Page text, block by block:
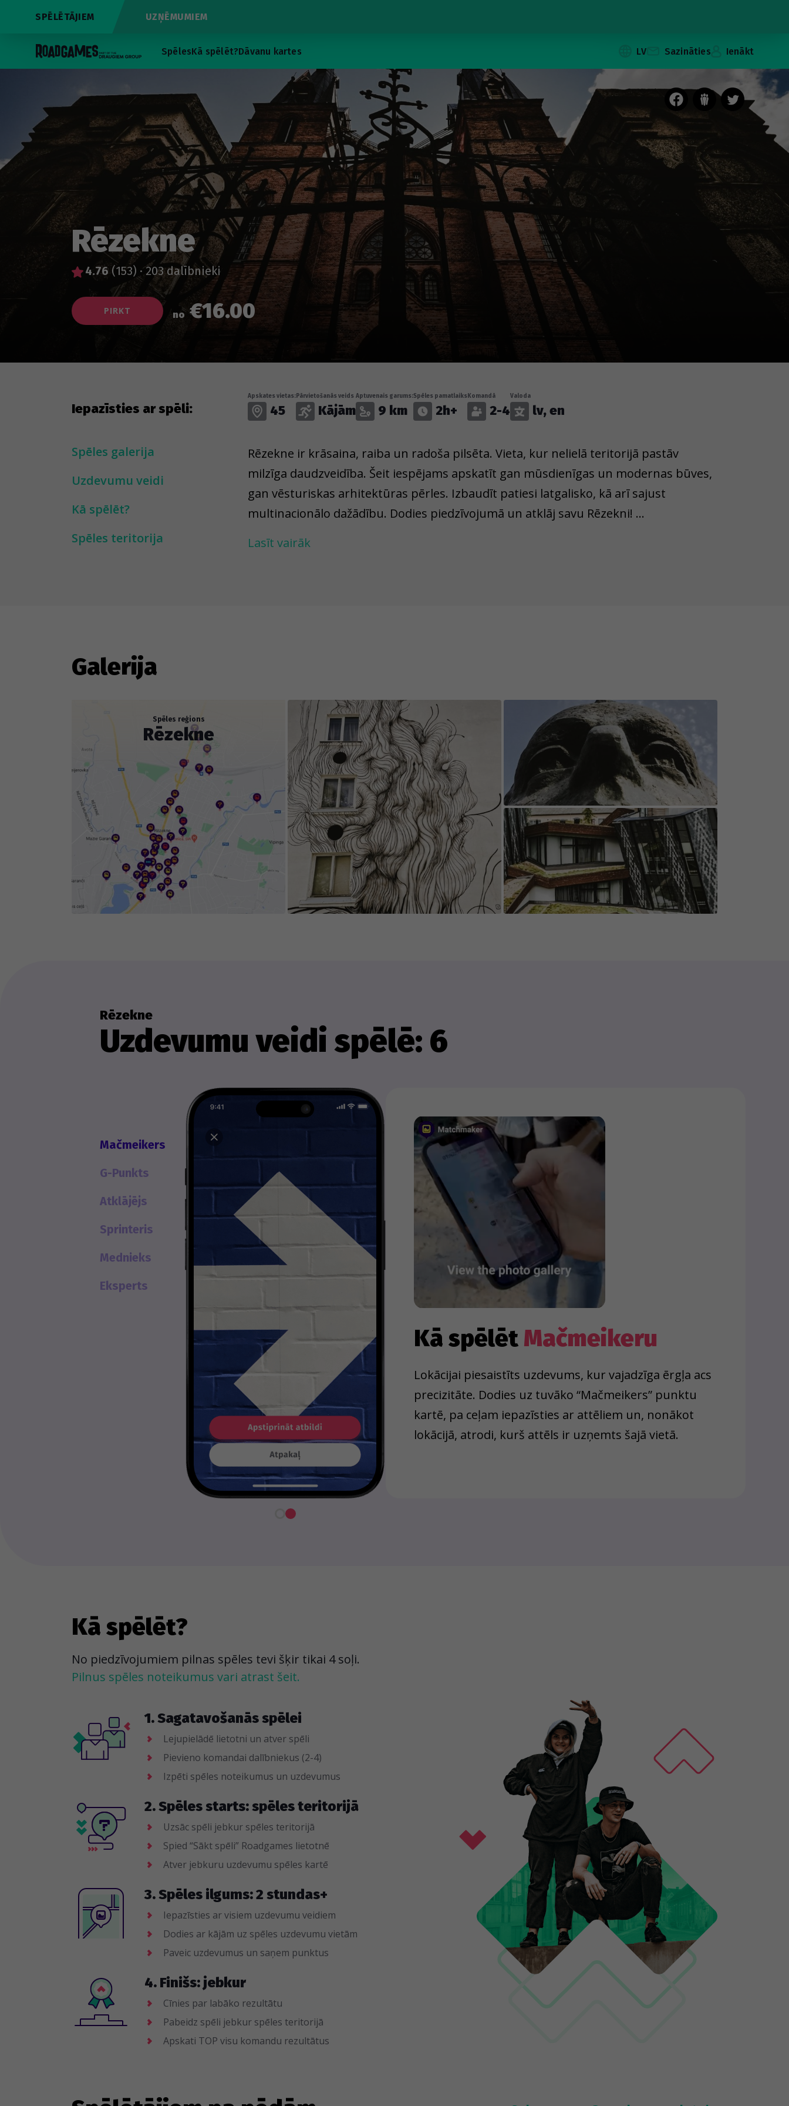
SPĒLĒTĀJIEM UZŅĒMUMIEM
SpēlesKā spēlēt?Dāvanu kartes LV Sazināties Ienākt
Rēzekne
4.76 (153) · 203 dalībnieki
PIRKT no €16.00
Iepazīsties ar spēli:
Spēles galerija
Uzdevumu veidi
Kā spēlēt?
Spēles teritorija
Apskates vietas:
45
Pārvietošanās veids
Kājām
Aptuvenais garums:
9 km
Spēles pamatlaiks
2h+
Komandā
2-4
Valoda
lv, en
Rēzekne ir krāsaina, raiba un radoša pilsēta. Vieta, kur nelielā teritorijā pastāv
milzīga daudzveidība. Šeit iespējams apskatīt gan mūsdienīgas un modernas būves,
gan vēsturiskas arhitektūras pērles. Izbaudīt patiesi latgalisko, kā arī sajust
multinacionālo dažādību. Dodies piedzīvojumā un atklāj savu Rēzekni!
Spēles saturs tiek labots un atjaunots sadarbībā ar jums, spēlētājiem, tāpēc paldies
katram, kurš pievieno jaunu spēles saturu vai informē par esošā satura izmaiņām.
Lasīt vairāk
Galerija
Spēles reģions
Rēzekne
Rēzekne
Uzdevumu veidi spēlē: 6
Mačmeikers
G-Punkts
Atklājējs
Sprinteris
Mednieks
Eksperts
Kā spēlēt Mačmeikeru
Lokācijai piesaistīts uzdevums, kur vajadzīga ērgļa acs
precizitāte. Dodies uz tuvāko “Mačmeikers” punktu
kartē, pa ceļam iepazīsties ar attēliem un, nonākot
lokācijā, atrodi, kurš attēls ir uzņemts šajā vietā.
Kā spēlēt?
No piedzīvojumiem pilnas spēles tevi šķir tikai 4 soļi.
Pilnus spēles noteikumus vari atrast šeit.
1. Sagatavošanās spēlei
Lejupielādē lietotni un atver spēli
Pievieno komandai dalībniekus (2-4)
Izpēti spēles noteikumus un uzdevumus
2. Spēles starts: spēles teritorijā
Uzsāc spēli jebkur spēles teritorijā
Spied “Sākt spēli” Roadgames lietotnē
Atver jebkuru uzdevumu spēles kartē
3. Spēles ilgums: 2 stundas+
Iepazīsties ar visiem uzdevumu veidiem
Dodies ar kājām uz spēles uzdevumu vietām
Paveic uzdevumus un saņem punktus
4. Finišs: jebkur
Cīnies par labāko rezultātu
Pabeidz spēli jebkur spēles teritorijā
Apskati TOP visu komandu rezultātus